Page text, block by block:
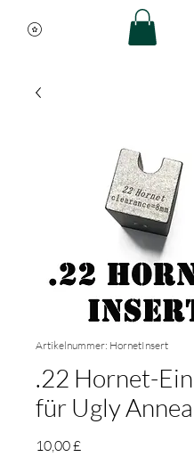
Artikelnummer: HornetInsert
.22 Hornet-
für Ugly
10,00 £